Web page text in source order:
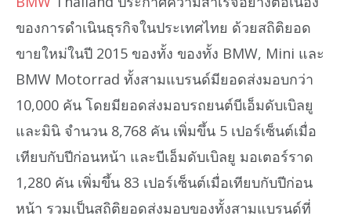
ของการดำเนินธุรกิจในประเทศไทย ด้วยสถิติยอด
ขายใหม่ในปี 2015 ของทั้ง ของทั้ง BMW, Mini และ
BMW Motorrad ทั้งสามแบรนด์มียอดส่งมอบกว่า
10,000 คัน โดยมียอดส่งมอบรถยนต์บีเอ็มดับเบิลยู
และมินิ จำนวน 8,768 คัน เพิ่มขึ้น 5 เปอร์เซ็นต์เมื่อ
เทียบกับปีก่อนหน้า และบีเอ็มดับเบิลยู มอเตอร์ราด
1,280 คัน เพิ่มขึ้น 83 เปอร์เซ็นต์เมื่อเทียบกับปีก่อน
หน้า รวมเป็นสถิติยอดส่งมอบของทั้งสามแบรนด์ที่